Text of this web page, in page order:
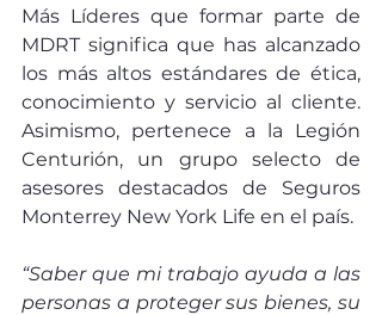
Más Líderes que formar parte de
MDRT significa que has alcanzado
los más altos estándares de ética,
conocimiento y servicio al cliente.
Asimismo, pertenece a la Legión
Centurión, un grupo selecto de
asesores destacados de Seguros
Monterrey New York Life en el país.
“Saber que mi trabajo ayuda a las
personas a proteger sus bienes, su